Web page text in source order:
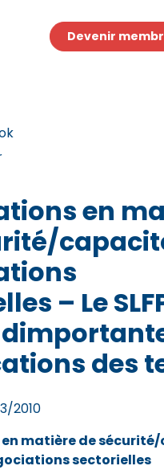
Devenir
en
– Le
des
2010
matière de
sectorielles